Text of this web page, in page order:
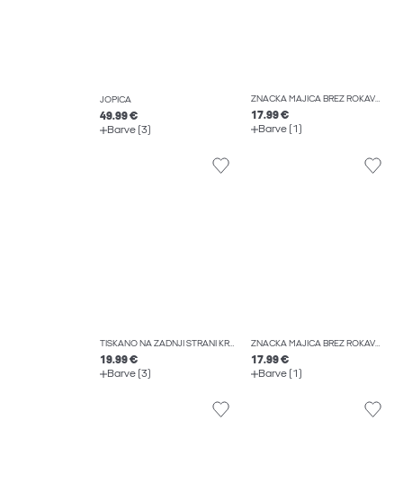
JOPICA
49.99 €
Barve (3)
ZNAČKA MAJICA BREZ ROKAVOV
17.99 €
Barve (1)
TISKANO NA ZADNJI STRANI KRATKA MAJICA
19.99 €
Barve (3)
ZNAČKA MAJICA BREZ ROKAVOV
17.99 €
Barve (1)